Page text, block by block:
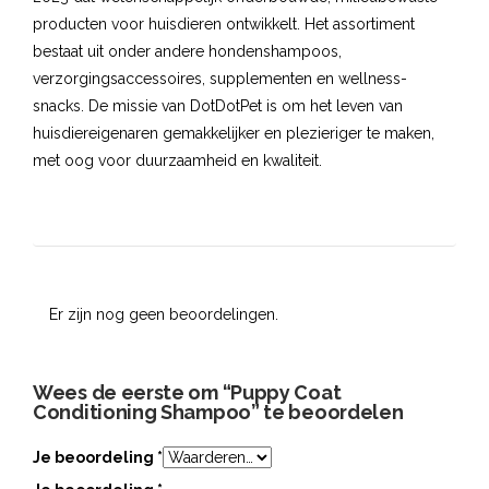
producten voor huisdieren ontwikkelt. Het assortiment
bestaat uit onder andere hondenshampoos,
verzorgingsaccessoires, supplementen en wellness-
snacks. De missie van DotDotPet is om het leven van
huisdiereigenaren gemakkelijker en plezieriger te maken,
met oog voor duurzaamheid en kwaliteit.
Er zijn nog geen beoordelingen.
Wees de eerste om “Puppy Coat
Conditioning Shampoo” te beoordelen
Je beoordeling *